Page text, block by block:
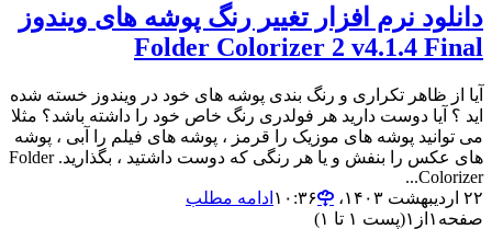
دانلود نرم افزار تغییر رنگ پوشه های ویندوز
Folder Colorizer 2 v4.1.4 Final
آیا از ظاهر تکراری و رنگ بندی پوشه های خود در ویندوز خسته شده
اید ؟ آیا دوست دارید هر فولدری رنگ خاص خود را داشته باشد؟ مثلا
می توانید پوشه های موزیک را قرمز ، پوشه های فیلم را آبی ، پوشه
های عکس را بنفش و یا هر رنگی که دوست داشتید ، بگذارید. Folder
Colorizer...
۲۲ اردیبهشت ۱۴۰۳،‏ ۱۰:۳۶
ادامه مطلب
صفحه ۱ از ۱(پست ۱ تا ۱)